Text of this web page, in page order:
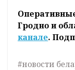
Гродно и
канале.
#новости